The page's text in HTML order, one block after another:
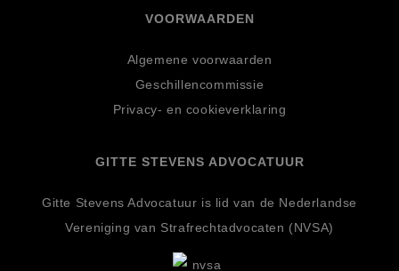
VOORWAARDEN
Algemene voorwaarden
Geschillencommissie
Privacy- en cookieverklaring
GITTE STEVENS ADVOCATUUR
Gitte Stevens Advocatuur is lid van de Nederlandse
Vereniging van Strafrechtadvocaten (NVSA)